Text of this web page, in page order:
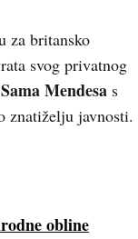
za britansko
svog privatnog
Sama Mendesa s
znatiželju javnosti.
obline